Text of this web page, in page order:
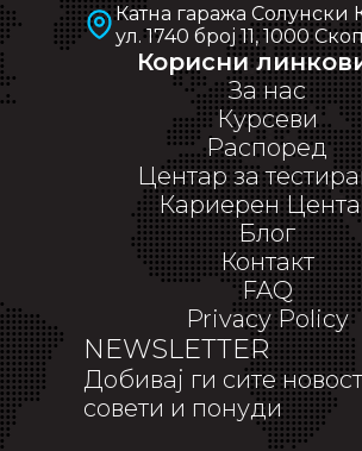
Катна гаража Солунски
ул. 1740 број 11, 1000
Корисни
За нас
Курсеви
Распоред
Центар за
Кариерен
Блог
Контакт
FAQ
Privacy Policy
NEWSLETTER
Добивај ги сите
совети и понуди